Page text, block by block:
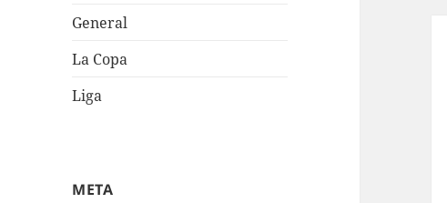
General
La Copa
Liga
META